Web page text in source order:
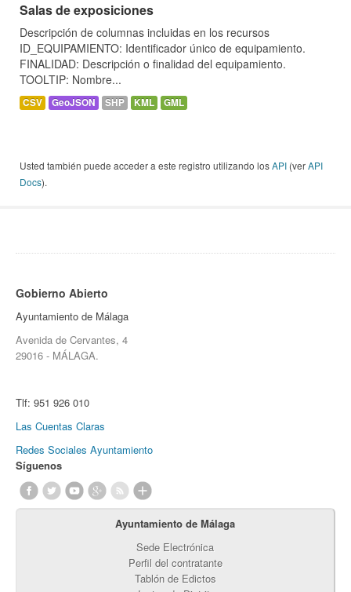
Salas de exposiciones
Descripción de columnas incluidas en los recursos
ID_EQUIPAMIENTO: Identificador único de equipamiento.
FINALIDAD: Descripción o finalidad del equipamiento.
TOOLTIP: Nombre...
CSV GeoJSON SHP KML GML
Usted también puede acceder a este registro utilizando losAPI (verAPI
Docs).
Gobierno Abierto
Ayuntamiento de Málaga
Avenida de Cervantes, 4
29016 - MÁLAGA.
Tlf: 951 926 010
Las Cuentas Claras
Redes Sociales Ayuntamiento
Síguenos
Ayuntamiento de Málaga
Sede Electrónica
Perfil del contratante
Tablón de Edictos